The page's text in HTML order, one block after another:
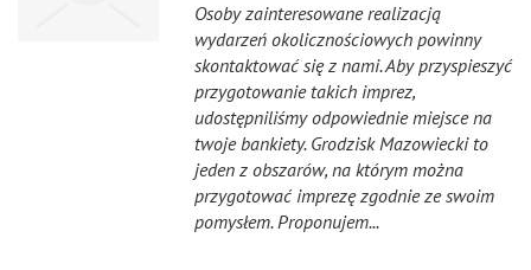
Osoby zainteresowane realizacją
wydarzeń okolicznościowych powinny
skontaktować się z nami. Aby przyspieszyć
przygotowanie takich imprez,
udostępniliśmy odpowiednie miejsce na
twoje bankiety. Grodzisk Mazowiecki to
jeden z obszarów, na którym można
przygotować imprezę zgodnie ze swoim
pomysłem. Proponujem...